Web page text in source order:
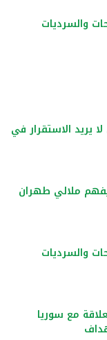
والسرديات
يريد الاستقرار في
ملالي طهران
والسرديات
مع سوريا